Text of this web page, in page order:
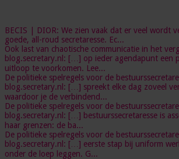
BECIS | DIOR: We zien vaak dat er veel wordt
goede, all-roud secretaresse. Ec...
Ook last van chaotische communicatie in het
blog.secretary.nl: […] op ieder agendapunt een
uitloop te voorkomen. Lee...
De politieke spelregels voor de
blog.secretary.nl: […] spreekt elke dag zoveel
waardoor je de verbindend...
De politieke spelregels voor de
blog.secretary.nl: […] bestuurssecretaresse is
haar grenzen: de ba...
De politieke spelregels voor de
blog.secretary.nl: […] eerste stap bij uniform
onder de loep leggen. G...